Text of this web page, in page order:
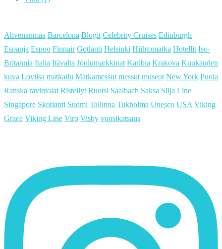
Ahvenanmaa Barcelona Blogit Celebrity Cruises Edinburgh
Espanja Espoo Finnair Gotlanti Helsinki Hiihtomatka Hotellit Iso-
Britannia Italia Itävalta Joulumarkkinat Karibia Krakova Kuukauden
kuva Loviisa matkailu Matkamessut messut museot New York Puola
Ranska ravintolat Risteilyt Ruotsi Saalbach Saksa Silja Line
Singapore Skotlanti Suomi Tallinna Tukholma Unesco USA Viking
Grace Viking Line Viro Visby vuosikatsaus